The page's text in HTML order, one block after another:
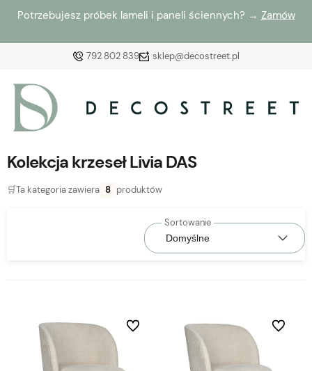
Potrzebujesz próbek lameli i paneli ściennych? → Zamów
792 802 839 sklep@decostreet.pl
Wybierz coś dla siebie z naszej aktualnej oferty lub
zaloguj się, aby przywrócić dodane produkty do listy
Kolekcja krzeseł Livia DAS
🛒Ta kategoria zawiera 8 produktów
Do ulubionych Do